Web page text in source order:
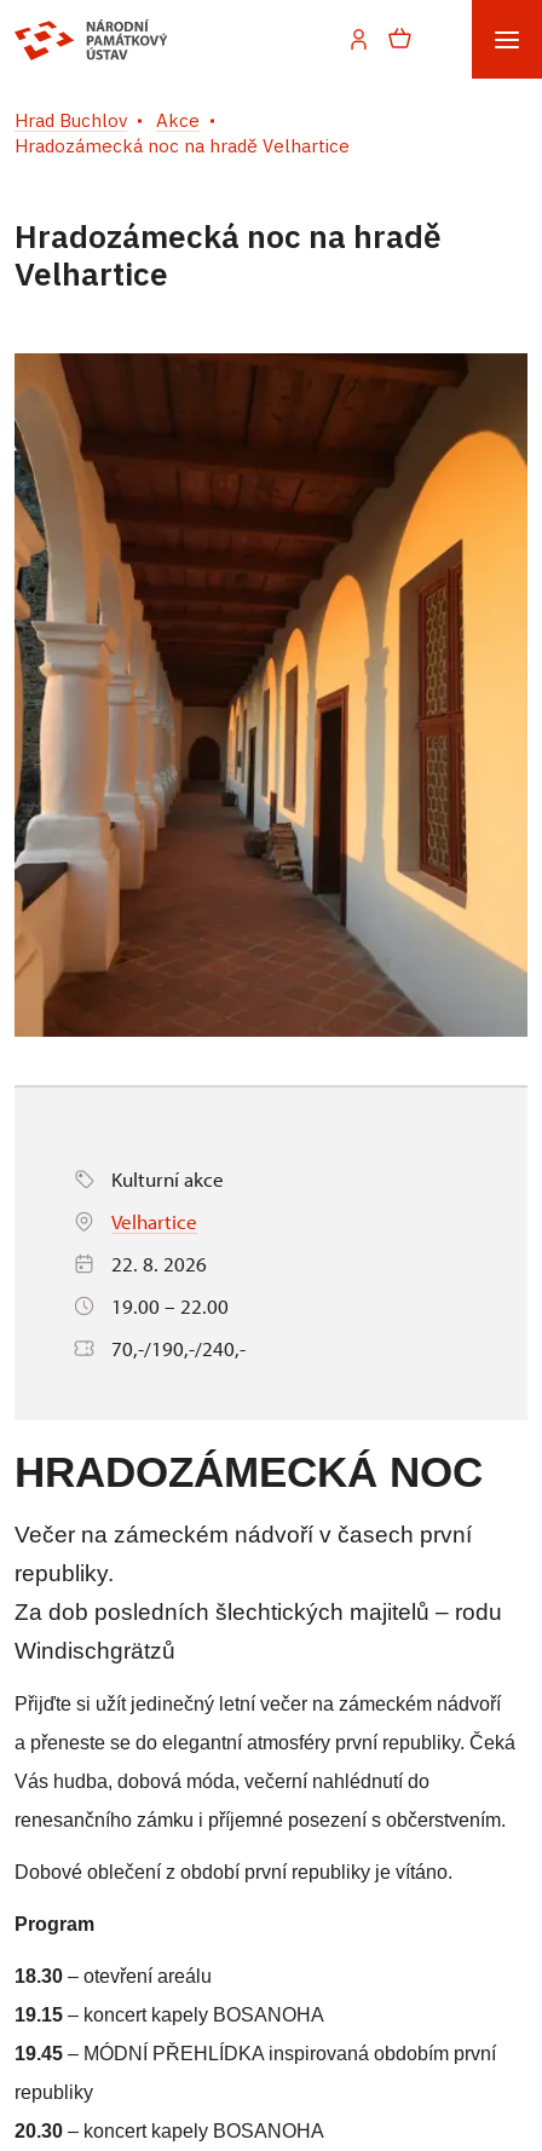
Hrad Buchlov
Akce
Hradozámecká noc na hradě Velhartice
Hradozámecká noc na hradě
Velhartice
Kulturní akce
Velhartice
22. 8. 2026
19.00 – 22.00
70,-/190,-/240,-
HRADOZÁMECKÁ NOC
Večer na zámeckém nádvoří v časech první
republiky.
Za dob posledních šlechtických majitelů – rodu
Windischgrätzů
Přijďte si užít jedinečný letní večer na zámeckém nádvoří
a přeneste se do elegantní atmosféry první republiky. Čeká
Vás hudba, dobová móda, večerní nahlédnutí do
renesančního zámku i příjemné posezení s občerstvením.
Dobové oblečení z období první republiky je vítáno.
Program
18.30 – otevření areálu
19.15 – koncert kapely BOSANOHA
19.45 – MÓDNÍ PŘEHLÍDKA inspirovaná obdobím první
republiky
20.30 – koncert kapely BOSANOHA